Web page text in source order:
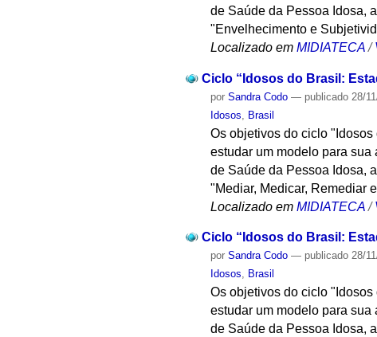
de Saúde da Pessoa Idosa,
"Envelhecimento e
Localizado em MIDIATECA /
Ciclo “Idosos do Brasil:
porSandra Codo — publicado 28/
Idosos
Brasil
Os objetivos do ciclo
estudar um modelo para
de Saúde da Pessoa Idosa,
"Mediar, Medicar, Remediar
Localizado em MIDIATECA /
Ciclo “Idosos do Brasil:
porSandra Codo — publicado 28/
Idosos, Brasil
Os objetivos do ciclo
estudar um modelo para
de Saúde da Pessoa Idosa,